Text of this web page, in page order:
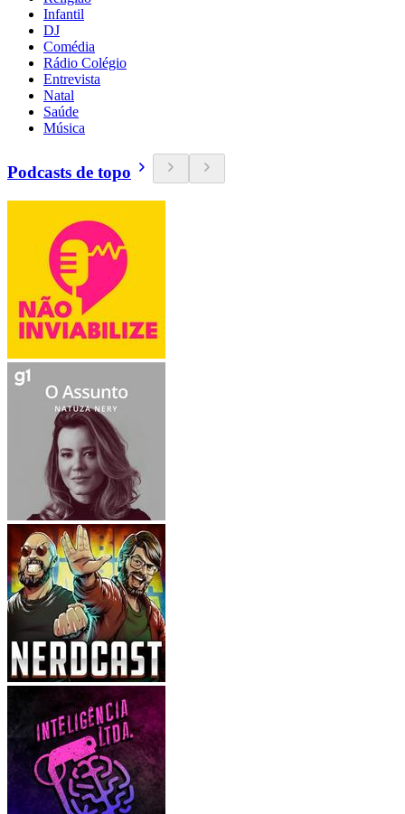
Infantil
DJ
Comédia
Rádio Colégio
Entrevista
Natal
Saúde
Música
Podcasts de topo